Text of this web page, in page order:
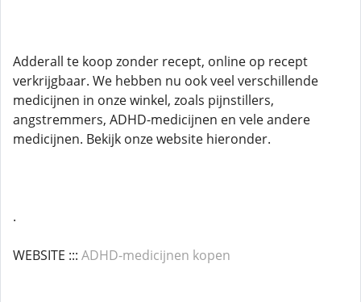
Adderall te koop zonder recept, online op recept
verkrijgbaar. We hebben nu ook veel verschillende
medicijnen in onze winkel, zoals pijnstillers,
angstremmers, ADHD-medicijnen en vele andere
medicijnen. Bekijk onze website hieronder.
.
WEBSITE ::: ADHD-medicijnen kopen